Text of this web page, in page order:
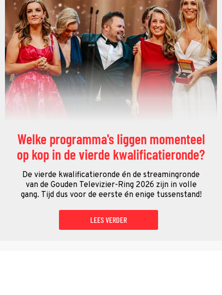
Welke programma's liggen momenteel
op kop in de vierde kwalificatieronde?
De vierde kwalificatieronde én de streamingronde
van de Gouden Televizier-Ring 2026 zijn in volle
gang. Tijd dus voor de eerste én enige tussenstand!
LEES VERDER